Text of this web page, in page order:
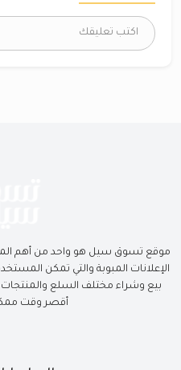
موقع تسوق سيل هو واحد من أهم
الإعلانات المبوبة والتي تمكن
بيع وشراء مختلف السلع والمنتجات
أقصر وقت